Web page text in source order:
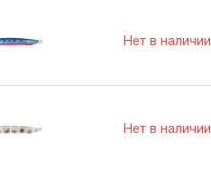
Нет в наличии
Нет в наличии